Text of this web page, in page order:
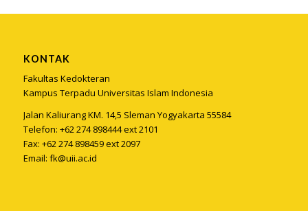
KONTAK
Fakultas Kedokteran
Kampus Terpadu Universitas Islam Indonesia
Jalan Kaliurang KM. 14,5 Sleman Yogyakarta 55584
Telefon: +62 274 898444 ext 2101
Fax: +62 274 898459 ext 2097
Email: fk@uii.ac.id